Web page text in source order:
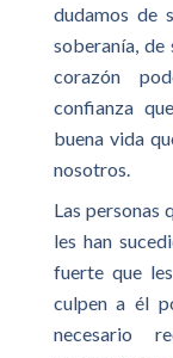
dudamos de
soberanía,
corazón
confianza
buena vida
nosotros.
Las personas
les han
fuerte que
culpen a él
necesario